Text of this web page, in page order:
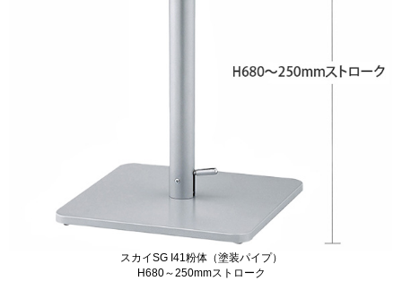
スカイSG I41粉体（塗装パイプ）
H680～250mmストローク